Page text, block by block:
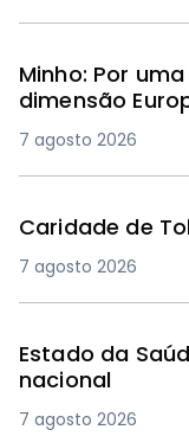
Minho: Por
dimensão
7 agosto 2026
Caridade de
7 agosto 2026
Estado da
nacional
7 agosto 2026